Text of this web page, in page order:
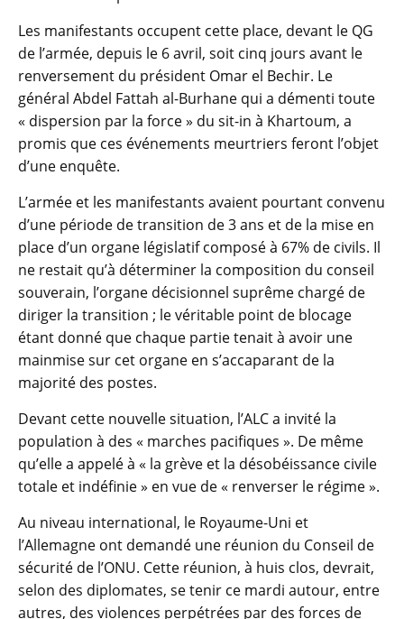
Les manifestants occupent cette place, devant le QG
de l’armée, depuis le 6 avril, soit cinq jours avant le
renversement du président Omar el Bechir. Le
général Abdel Fattah al-Burhane qui a démenti toute
« dispersion par la force » du sit-in à Khartoum, a
promis que ces événements meurtriers feront l’objet
d’une enquête.
L’armée et les manifestants avaient pourtant convenu
d’une période de transition de 3 ans et de la mise en
place d’un organe législatif composé à 67% de civils. Il
ne restait qu’à déterminer la composition du conseil
souverain, l’organe décisionnel suprême chargé de
diriger la transition ; le véritable point de blocage
étant donné que chaque partie tenait à avoir une
mainmise sur cet organe en s’accaparant de la
majorité des postes.
Devant cette nouvelle situation, l’ALC a invité la
population à des « marches pacifiques ». De même
qu’elle a appelé à « la grève et la désobéissance civile
totale et indéfinie » en vue de « renverser le régime ».
Au niveau international, le Royaume-Uni et
l’Allemagne ont demandé une réunion du Conseil de
sécurité de l’ONU. Cette réunion, à huis clos, devrait,
selon des diplomates, se tenir ce mardi autour, entre
autres, des violences perpétrées par des forces de